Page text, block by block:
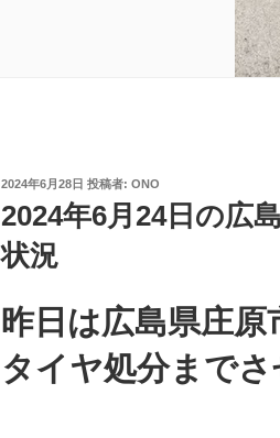
投
日:
2024年6月28日 投稿者: ONO
2024年6月24日の広
状況
昨日は広島県庄
タイヤ処分までさ